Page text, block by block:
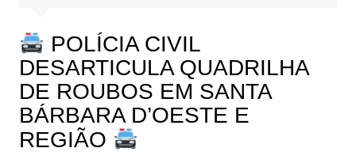
POLÍCIA CIVIL
DESARTICULA QUADRILHA
DE ROUBOS EM SANTA
BÁRBARA D’OESTE E
REGIÃO